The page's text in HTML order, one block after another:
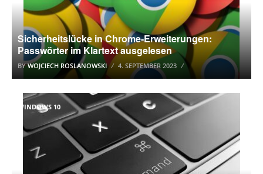
Sicherheitslücke in Chrome-Erweiterungen:
Passwörter im Klartext ausgelesen
BYWOJCIECH ROSLANOWSKI 4. SEPTEMBER 2023
WINDOWS 10